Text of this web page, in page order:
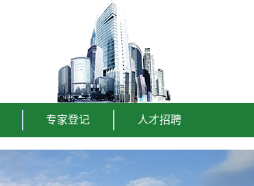
专家登记 人才招聘